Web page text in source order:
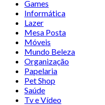
Games
Informática
Lazer
Mesa Posta
Móveis
Mundo Beleza
Organização
Papelaria
Pet Shop
Saúde
Tv e Vídeo